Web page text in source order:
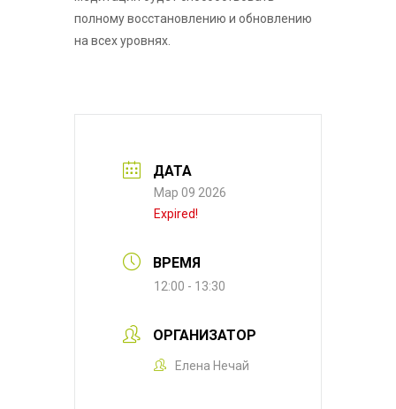
полному восстановлению и обновлению
на всех уровнях.
ДАТА
Мар 09 2026
Expired!
ВРЕМЯ
12:00 - 13:30
ОРГАНИЗАТОР
Елена Нечай